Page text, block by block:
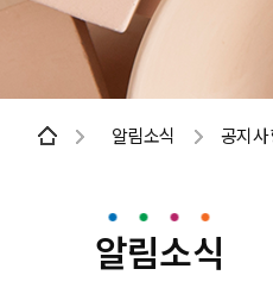
알림소식 공지
알림소식